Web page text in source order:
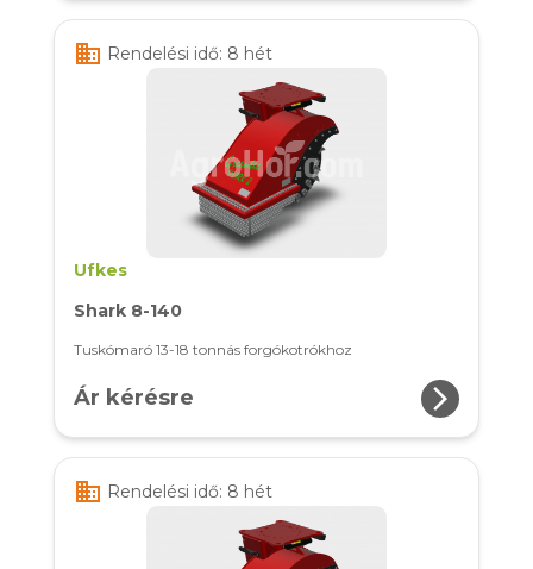
business Rendelési idő: 8 hét
Ufkes
Shark 8-140
Tuskómaró 13-18 tonnás forgókotrókhoz
Ár kérésre arrow_forward_ios
business Rendelési idő: 8 hét